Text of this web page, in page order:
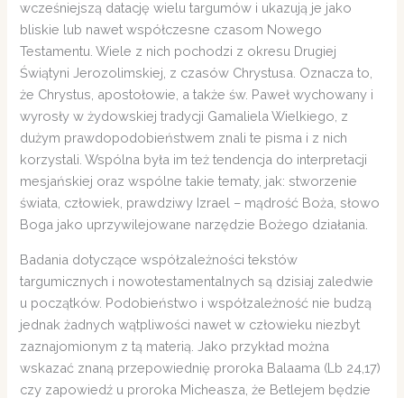
wcześniejszą datację wielu targumów i ukazują je jako
bliskie lub nawet współczesne czasom Nowego
Testamentu. Wiele z nich pochodzi z okresu Drugiej
Świątyni Jerozolimskiej, z czasów Chrystusa. Oznacza to,
że Chrystus, apostołowie, a także św. Paweł wychowany i
wyrosły w żydowskiej tradycji Gamaliela Wielkiego, z
dużym prawdopodobieństwem znali te pisma i z nich
korzystali. Wspólna była im też tendencja do interpretacji
mesjańskiej oraz wspólne takie tematy, jak: stworzenie
świata, człowiek, prawdziwy Izrael – mądrość Boża, słowo
Boga jako uprzywilejowane narzędzie Bożego działania.
Badania dotyczące współzależności tekstów
targumicznych i nowotestamentalnych są dzisiaj zaledwie
u początków. Podobieństwo i współzależność nie budzą
jednak żadnych wątpliwości nawet w człowieku niezbyt
zaznajomionym z tą materią. Jako przykład można
wskazać znaną przepowiednię proroka Balaama (Lb 24,17)
czy zapowiedź u proroka Micheasza, że Betlejem będzie